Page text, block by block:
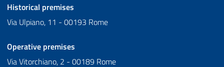
Historical premises
Via Ulpiano, 11 - 00193 Rome
Operative premises
Via Vitorchiano, 2 - 00189 Rome